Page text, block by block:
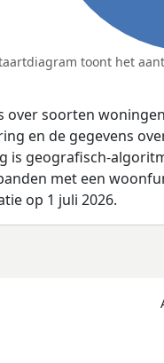
toont het
over soorten
en de gegevens
is geografisch-
met een
op 1 juli 2026.